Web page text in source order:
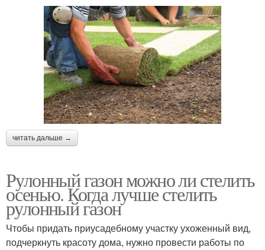
читать дальше →
Рулонный газон можно ли стелить
осенью. Когда лучше стелить
рулонный газон
Чтобы придать приусадебному участку ухоженный вид,
подчеркнуть красоту дома, нужно провести работы по